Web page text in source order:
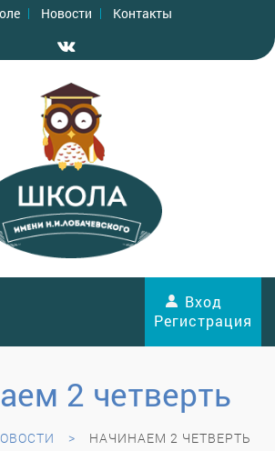
Новости Контакты
Вход
Регистрация
2 четверть
НАЧИНАЕМ 2 ЧЕТВЕРТЬ